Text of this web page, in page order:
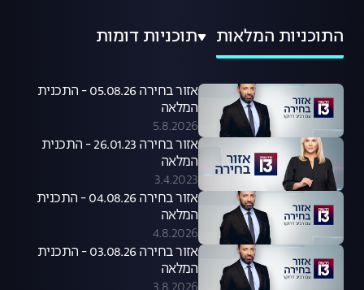
התוכניות המלאות תוכניות דומות
אזור בחירה 05.08.26 - התכנית
המלאה
5.8.2026
אזור בחירה 26.01.23 - התכנית
המלאה
3.4.2023
אזור בחירה 04.08.26 - התכנית
המלאה
4.8.2026
אזור בחירה 03.08.26 - התכנית
המלאה